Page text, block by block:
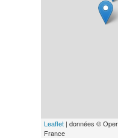
Leaflet | données ©
France